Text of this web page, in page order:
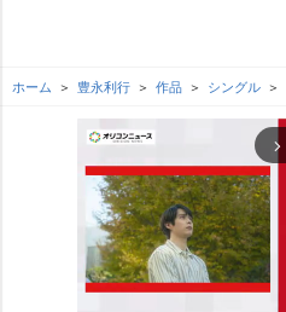
ホーム 豊永利行 作品 シングル
arrow_forward_ios